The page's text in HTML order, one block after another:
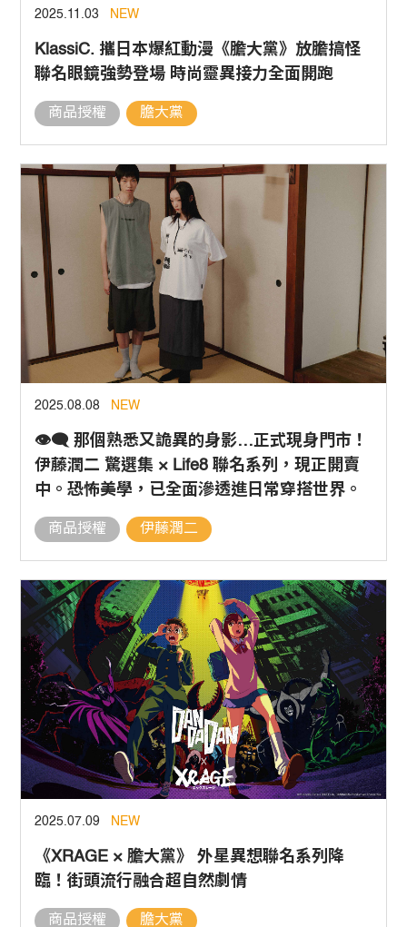
2025.11.03 NEW
KlassiC. 攜日本爆紅動漫《膽大黨》放膽搞怪
聯名眼鏡強勢登場 時尚靈異接力全面開跑
商品授權 膽大黨
2025.08.08 NEW
👁‍🗨 那個熟悉又詭異的身影…正式現身門市！
伊藤潤二 驚選集 × Life8 聯名系列，現正開賣
中。恐怖美學，已全面滲透進日常穿搭世界。
商品授權 伊藤潤二
2025.07.09 NEW
《XRAGE × 膽大黨》 外星異想聯名系列降
臨！街頭流行融合超自然劇情
商品授權 膽大黨